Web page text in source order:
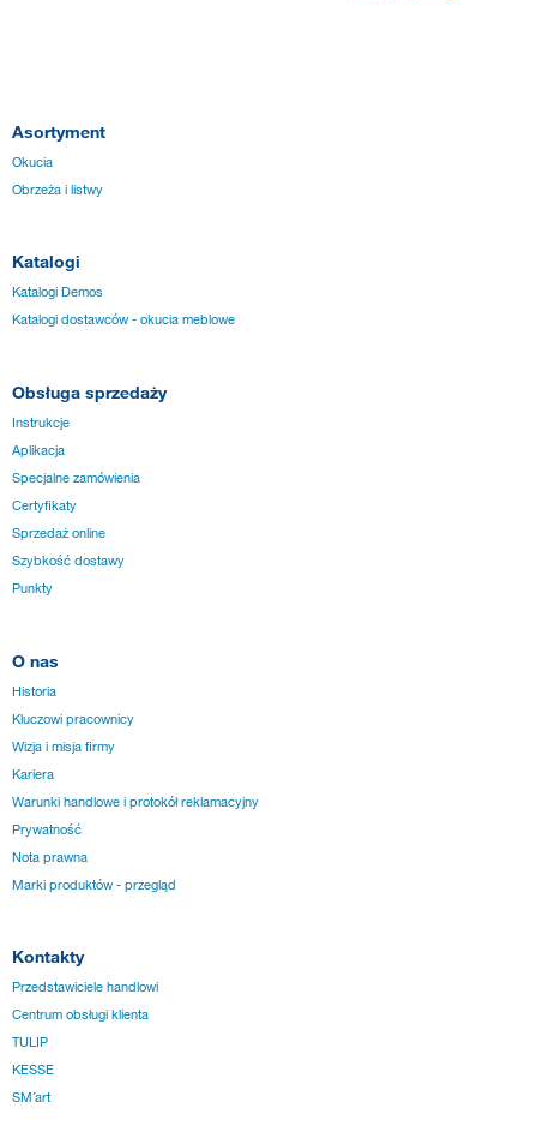
Asortyment
Okucia
Obrzeża i listwy
Katalogi
Katalogi Demos
Katalogi dostawców - okucia meblowe
Obsługa sprzedaży
Instrukcje
Aplikacja
Specjalne zamówienia
Certyfikaty
Sprzedaż online
Szybkość dostawy
Punkty
O nas
Historia
Kluczowi pracownicy
Wizja i misja firmy
Kariera
Warunki handlowe i protokół reklamacyjny
Prywatność
Nota prawna
Marki produktów - przegląd
Kontakty
Przedstawiciele handlowi
Centrum obsługi klienta
TULIP
KESSE
SM´art